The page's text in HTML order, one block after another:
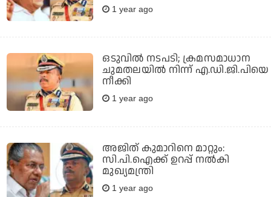
1 year ago
ഒടുവില്‍ നടപടി; ക്രമസമാധാന
ചുമതലയില്‍ നിന്ന് എ.ഡി.ജി.പിയെ
നീക്കി
1 year ago
അജിത് കുമാറിനെ മാറ്റും:
സി.പി.ഐക്ക് ഉറപ്പ് നല്‍കി
മുഖ്യമന്ത്രി
1 year ago